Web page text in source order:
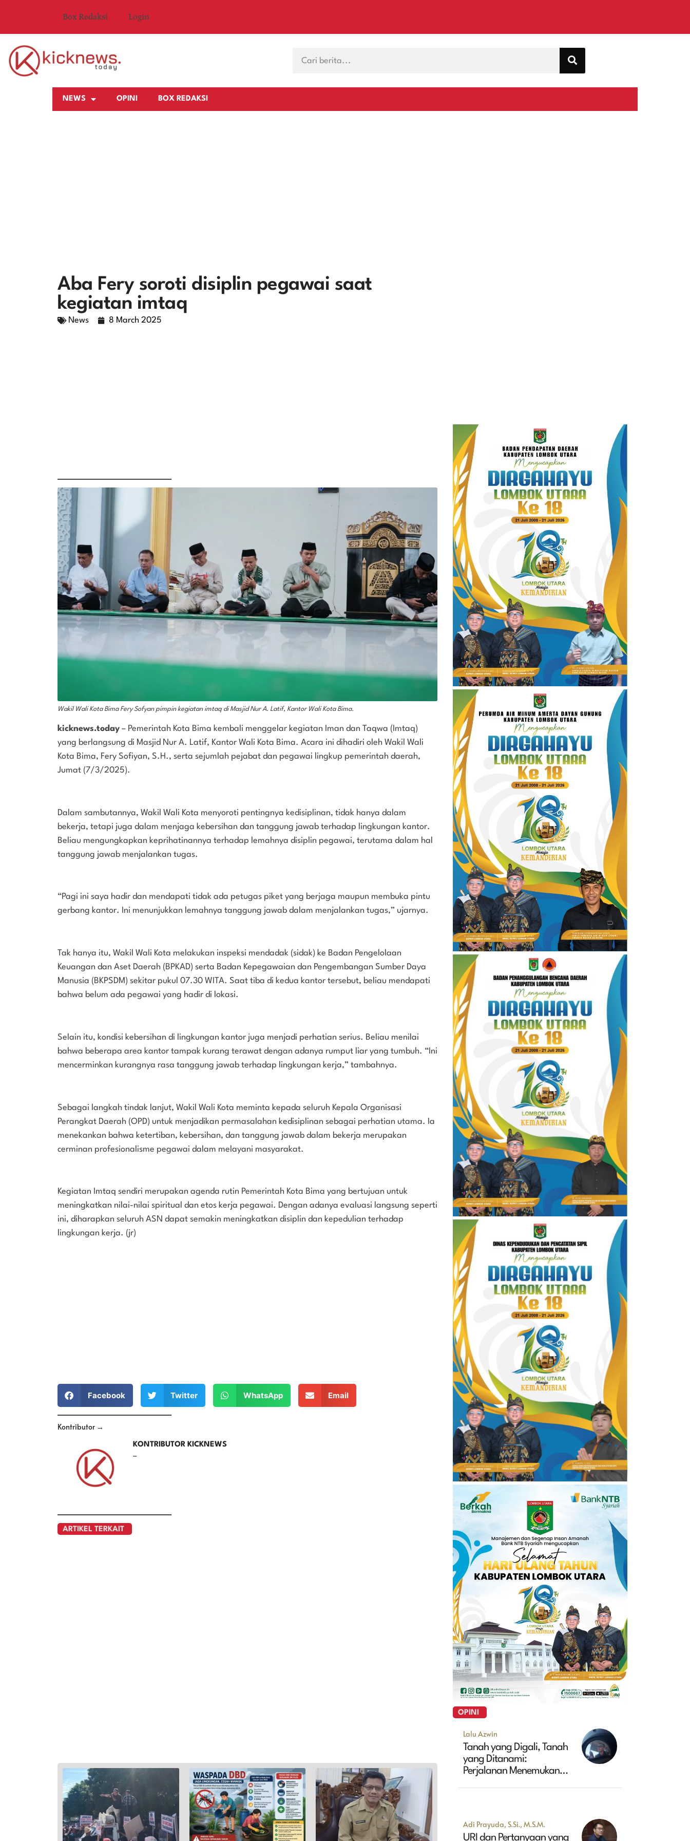
Box Redaksi Login
NEWS OPINI BOX REDAKSI
Aba Fery soroti disiplin pegawai saat
kegiatan imtaq
News 8 March 2025
Wakil Wali Kota Bima Fery Sofyan pimpin kegiatan imtaq di Masjid Nur A. Latif, Kantor Wali Kota Bima.
kicknews.today – Pemerintah Kota Bima kembali menggelar kegiatan Iman dan Taqwa (Imtaq)
yang berlangsung di Masjid Nur A. Latif, Kantor Wali Kota Bima. Acara ini dihadiri oleh Wakil Wali
Kota Bima, Fery Sofiyan, S.H., serta sejumlah pejabat dan pegawai lingkup pemerintah daerah,
Jumat (7/3/2025).
Dalam sambutannya, Wakil Wali Kota menyoroti pentingnya kedisiplinan, tidak hanya dalam
bekerja, tetapi juga dalam menjaga kebersihan dan tanggung jawab terhadap lingkungan kantor.
Beliau mengungkapkan keprihatinannya terhadap lemahnya disiplin pegawai, terutama dalam hal
tanggung jawab menjalankan tugas.
“Pagi ini saya hadir dan mendapati tidak ada petugas piket yang berjaga maupun membuka pintu
gerbang kantor. Ini menunjukkan lemahnya tanggung jawab dalam menjalankan tugas,” ujarnya.
Tak hanya itu, Wakil Wali Kota melakukan inspeksi mendadak (sidak) ke Badan Pengelolaan
Keuangan dan Aset Daerah (BPKAD) serta Badan Kepegawaian dan Pengembangan Sumber Daya
Manusia (BKPSDM) sekitar pukul 07.30 WITA. Saat tiba di kedua kantor tersebut, beliau mendapati
bahwa belum ada pegawai yang hadir di lokasi.
Selain itu, kondisi kebersihan di lingkungan kantor juga menjadi perhatian serius. Beliau menilai
bahwa beberapa area kantor tampak kurang terawat dengan adanya rumput liar yang tumbuh. “Ini
mencerminkan kurangnya rasa tanggung jawab terhadap lingkungan kerja,” tambahnya.
Sebagai langkah tindak lanjut, Wakil Wali Kota meminta kepada seluruh Kepala Organisasi
Perangkat Daerah (OPD) untuk menjadikan permasalahan kedisiplinan sebagai perhatian utama. Ia
menekankan bahwa ketertiban, kebersihan, dan tanggung jawab dalam bekerja merupakan
cerminan profesionalisme pegawai dalam melayani masyarakat.
Kegiatan Imtaq sendiri merupakan agenda rutin Pemerintah Kota Bima yang bertujuan untuk
meningkatkan nilai-nilai spiritual dan etos kerja pegawai. Dengan adanya evaluasi langsung seperti
ini, diharapkan seluruh ASN dapat semakin meningkatkan disiplin dan kepedulian terhadap
lingkungan kerja. (jr)
Facebook Twitter WhatsApp Email
Kontributor →
KONTRIBUTOR KICKNEWS
–
ARTIKEL TERKAIT
OPINI
Lalu Azwin
Tanah yang Digali, Tanah
yang Ditanami:
Perjalanan Menemukan
Adi Prayuda, S.Si., M.S.M.
URI dan Pertanyaan yang